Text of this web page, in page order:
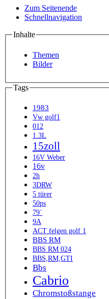
Zum Seitenende
Schnellnavigation
Inhalte
Themen
Bilder
Tags
1983
Vw golf1
012
1.3L
15zoll
16V Weber
16v
2h
3DRW
5 türer
50ps
79´
9A
ACT felgen golf 1
BBS RM
BBS RM 024
BBS,RM,GTI
Bbs
Cabrio
Chromstoßstange